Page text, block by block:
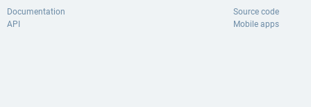
Documentation
API
Source code
Mobile apps